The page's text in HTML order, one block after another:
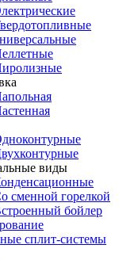
виды
сменной горелкой
бойлер
сплит-системы